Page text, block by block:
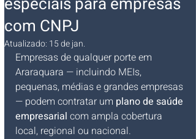
com CNPJ
Atualizado: 15 de jan.
Empresas de qualquer porte em
Araraquara — incluindo MEIs,
pequenas, médias e grandes empresas
— podem contratar um plano de saúde
empresarial com ampla cobertura
local, regional ou nacional.